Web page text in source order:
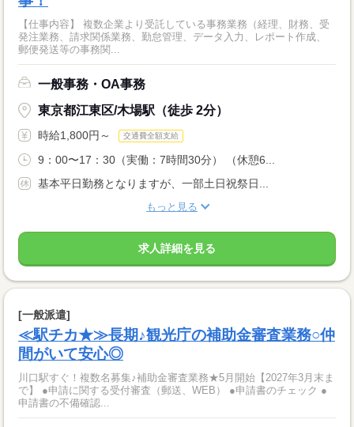
【仕事内容】 複数企業より受託している事務業務（経理、財務、受
発注業務、請求関係業務、勤怠管理、データ入力、レポート作成、
郵便発送等の事務関...
一般事務・OA事務
東京都江東区/木場駅（徒歩 2分）
時給1,800円～ 交通費全額支給
9：00〜17：30（実働：7時間30分） （休憩6...
基本平日勤務となりますが、一部土日祝祭日...
もっと見る
求人詳細を見る
[一般派遣]
≪駅チカ★≫長期♪観光庁の補助金審査業務○仲
間がいて安心◎
川口駅すぐ！複数名募集♪補助金審査業務★5月開始【2027年3月末ま
で】 ●申請に関する受付審査（郵送、WEB） ●申請書のチェック ●
申請書の不備確認...